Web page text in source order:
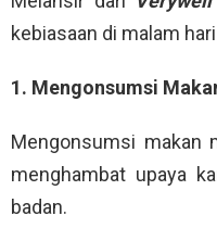
kebiasaan di malam
1. Mengonsumsi
Mengonsumsi makan
menghambat upaya
badan.